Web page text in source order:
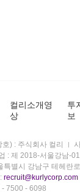
컬리소개영
상
투
보
) : 주식회사 컬리
: 제 2018-서울강남-
특별시 강남구 테헤란
recruit@kurlycorp.com
- 7500 - 6098